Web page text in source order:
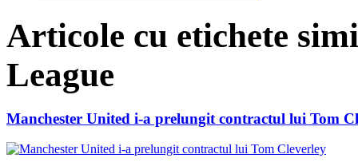
Articole cu etichete
League
Manchester United i-a prelungit contractul lui Tom